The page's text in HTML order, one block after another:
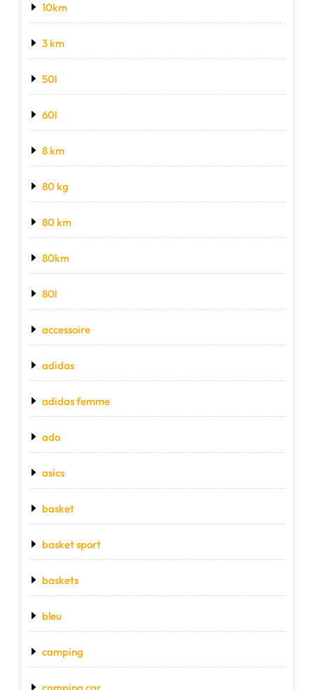
10km
3 km
50l
60l
8 km
80 kg
80 km
80km
80l
accessoire
adidas
adidas femme
ado
asics
basket
basket sport
baskets
bleu
camping